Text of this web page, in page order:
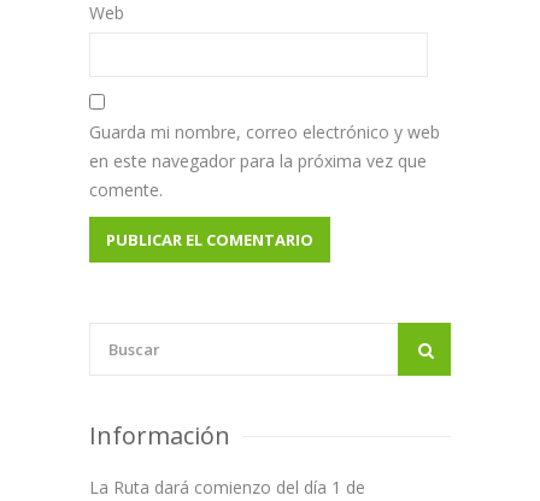
Web
Guarda mi nombre, correo electrónico y web
en este navegador para la próxima vez que
comente.
Información
La Ruta dará comienzo del día 1 de